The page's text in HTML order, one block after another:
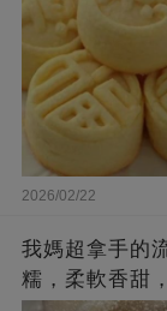
2026/02/22
我媽超拿手的
糯，柔軟香甜